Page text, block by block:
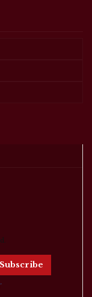
Subscribe